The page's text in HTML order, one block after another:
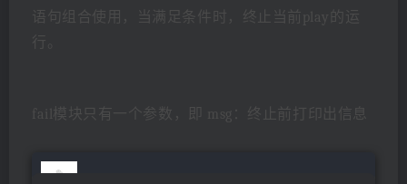
语句组合使用，当满足条件时，终止当前play的运
行。
fail模块只有一个参数，即 msg：终止前打印出信息